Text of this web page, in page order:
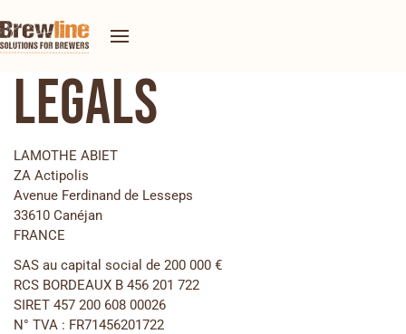
Legals
LAMOTHE ABIET
ZA Actipolis
Avenue Ferdinand de Lesseps
33610 Canéjan
FRANCE
SAS au capital social de 200 000 €
RCS BORDEAUX B 456 201 722
SIRET 457 200 608 00026
N° TVA : FR71456201722